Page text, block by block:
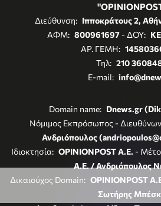
Διεύθυνση: Ιπποκράτους 2,
ΑΦΜ: 800961697- ΔΟΥ:
ΑΡ. ΓΕΜΗ:
Τηλ: 210
E-mail:
Domain name: Dnews.gr
Νόμιμος Εκπρόσωπος -
Ανδριόπουλος
Ιδιοκτησία: OPINIONPOST A.E. -
Α.Ε. / Ανδριόπουλος
Δικαιούχος Domain: OPINIONPOST
Σωτήρης